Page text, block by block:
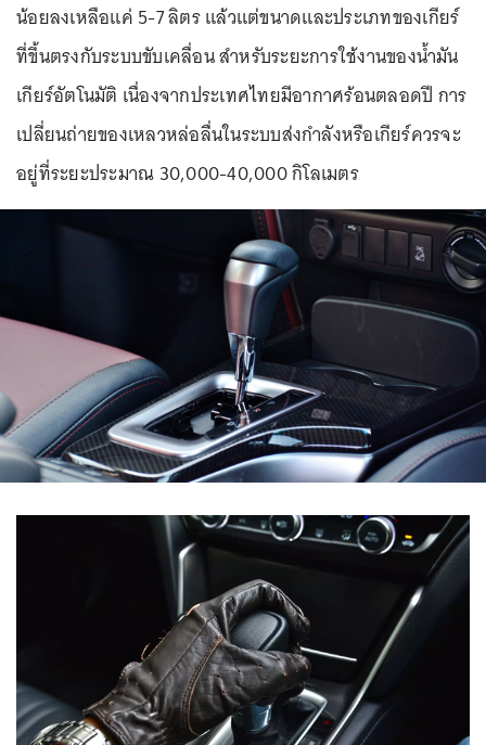
น้อยลงเหลือแค่ 5-7 ลิตร แล้วแต่ขนาดและประเภทของเกียร์
ที่ขึ้นตรงกับระบบขับเคลื่อน สำหรับระยะการใช้งานของน้ำมัน
เกียร์อัตโนมัติ เนื่องจากประเทศไทยมีอากาศร้อนตลอดปี การ
เปลี่ยนถ่ายของเหลวหล่อลื่นในระบบส่งกำลังหรือเกียร์ควรจะ
อยู่ที่ระยะประมาณ 30,000-40,000 กิโลเมตร